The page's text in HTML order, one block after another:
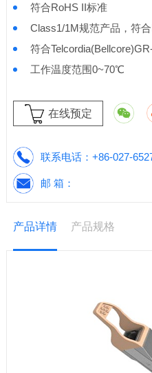
符合RoHS II标准
Class1/1M规范产品，符
符合
工作温度范围0~70℃
在线预定
联系电话： +86-027-
邮 箱：
产品详情 产品规格